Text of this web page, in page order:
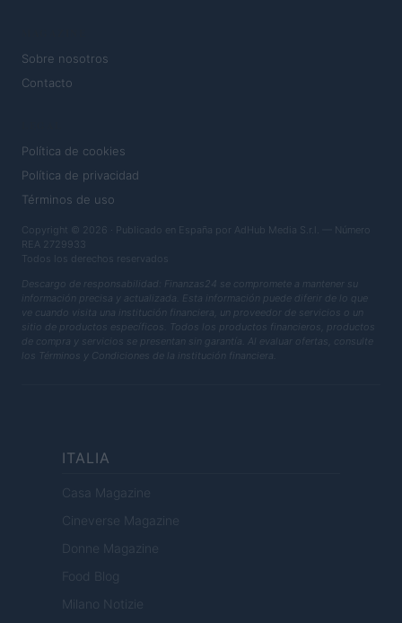
Sobre nosotros
Contacto
Política de cookies
Política de privacidad
Términos de uso
Copyright © 2026 · Publicado en España por AdHub Media S.r.l. — Número
REA 2729933
Todos los derechos reservados
Descargo de responsabilidad: Finanzas24 se compromete a mantener su
información precisa y actualizada. Esta información puede diferir de lo que
ve cuando visita una institución financiera, un proveedor de servicios o un
sitio de productos específicos. Todos los productos financieros, productos
de compra y servicios se presentan sin garantía. Al evaluar ofertas, consulte
los Términos y Condiciones de la institución financiera.
ITALIA
Casa Magazine
Cineverse Magazine
Donne Magazine
Food Blog
Milano Notizie